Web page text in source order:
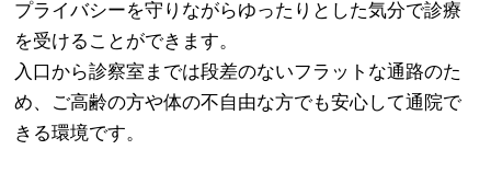
プライバシーを守りながらゆったりとした気分で診療
を受けることができます。
入口から診察室までは段差のないフラットな通路のた
め、ご高齢の方や体の不自由な方でも安心して通院で
きる環境です。